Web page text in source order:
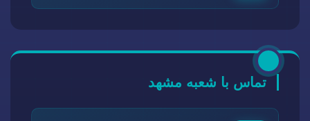
تماس با شعبه مشهد